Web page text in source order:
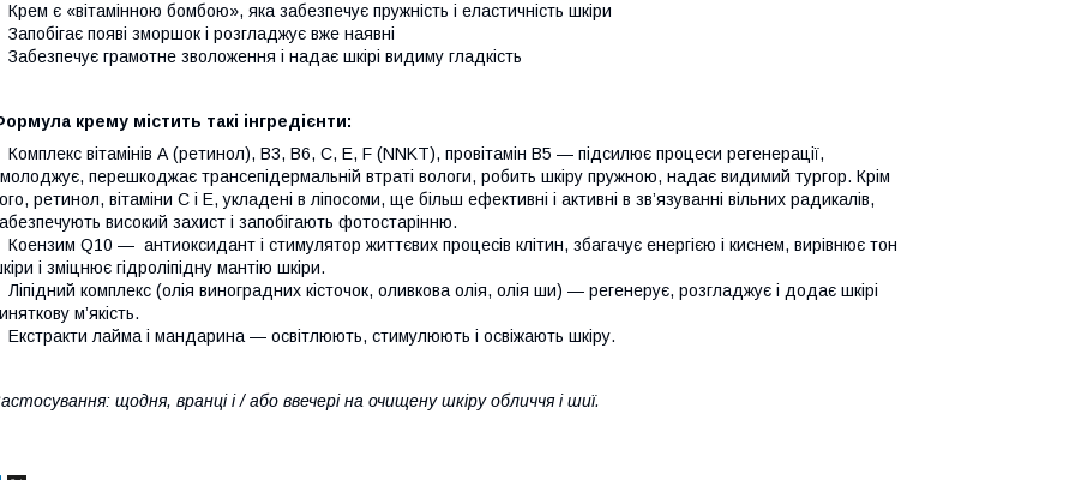
Крем є «вітамінною бомбою», яка забезпечує пружність і еластичність шкіри
Запобігає появі зморшок і розгладжує вже наявні
Забезпечує грамотне зволоження і надає шкірі видиму гладкість
крему містить такі інгредієнти:
Комплекс вітамінів А (ретинол), В3, В6, С, Е, F (NNKT), провітамін В5 — підсилює процеси регенерації,
перешкоджає трансепідермальній втраті вологи, робить шкіру пружною, надає видимий тургор. Крім
ретинол, вітаміни С і Е, укладені в ліпосоми, ще більш ефективні і активні в зв’язуванні вільних радикалів,
високий захист і запобігають фотостарінню.
Коензим Q10 — антиоксидант і стимулятор життєвих процесів клітин, збагачує енергією і киснем, вирівнює тон
і зміцнює гідроліпідну мантію шкіри.
Ліпідний комплекс (олія виноградних кісточок, оливкова олія, олія ши) — регенерує, розгладжує і додає шкірі
м’якість.
Екстракти лайма і мандарина— освітлюють, стимулюють і освіжають шкіру.
щодня, вранці і / або ввечері на очищену шкіру обличчя і шиї.